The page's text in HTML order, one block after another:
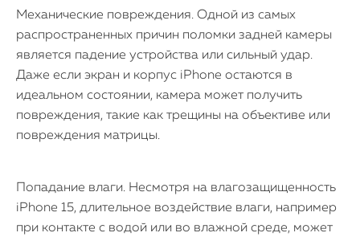
Механические повреждения. Одной из самых
распространенных причин поломки задней камеры
является падение устройства или сильный удар.
Даже если экран и корпус iPhone остаются в
идеальном состоянии, камера может получить
повреждения, такие как трещины на объективе или
повреждения матрицы.
Попадание влаги. Несмотря на влагозащищенность
iPhone 15, длительное воздействие влаги, например
при контакте с водой или во влажной среде, может